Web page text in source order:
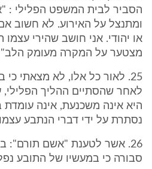
הסביר לבית המשפט הפלילי :
ומתנצל על האירוע. לא חשוב
או יהודי. אני חושב שהירי עצמו
מצטער על המקרה מעומק הלב" [עמ' 10
25. לאור כל אלו, לא מצאתי
לאחר שהסתיים ההליך
היא אינה משכנעת, אינה עומדת
נסתרת על ידי דברי הנתבע
26. אשר לטענת "אשם תורם":
סבורה כי במעשיו של התובע